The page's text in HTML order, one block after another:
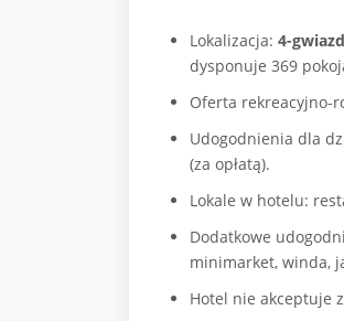
Lokalizacja: 4-
dysponuje 369
Oferta rekreacyjno-
Udogodnienia dla
(za opłatą).
Lokale w hotelu:
Dodatkowe
minimarket, winda,
Hotel nie akceptuje